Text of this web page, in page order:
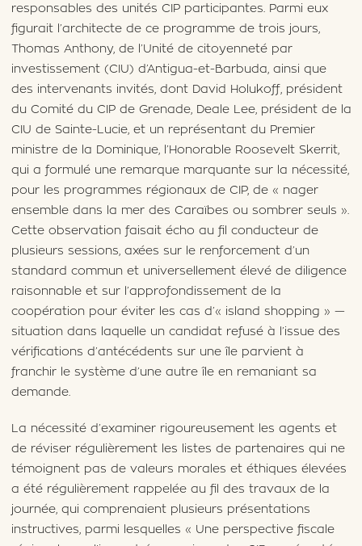
responsables des unités CIP participantes. Parmi eux
figurait l’architecte de ce programme de trois jours,
Thomas Anthony, de l’Unité de citoyenneté par
investissement (CIU) d’Antigua-et-Barbuda, ainsi que
des intervenants invités, dont David Holukoff, président
du Comité du CIP de Grenade, Deale Lee, président de la
CIU de Sainte-Lucie, et un représentant du Premier
ministre de la Dominique, l’Honorable Roosevelt Skerrit,
qui a formulé une remarque marquante sur la nécessité,
pour les programmes régionaux de CIP, de « nager
ensemble dans la mer des Caraïbes ou sombrer seuls ».
Cette observation faisait écho au fil conducteur de
plusieurs sessions, axées sur le renforcement d’un
standard commun et universellement élevé de diligence
raisonnable et sur l’approfondissement de la
coopération pour éviter les cas d’« island shopping » —
situation dans laquelle un candidat refusé à l’issue des
vérifications d’antécédents sur une île parvient à
franchir le système d’une autre île en remaniant sa
demande.
La nécessité d’examiner rigoureusement les agents et
de réviser régulièrement les listes de partenaires qui ne
témoignent pas de valeurs morales et éthiques élevées
a été régulièrement rappelée au fil des travaux de la
journée, qui comprenaient plusieurs présentations
instructives, parmi lesquelles « Une perspective fiscale